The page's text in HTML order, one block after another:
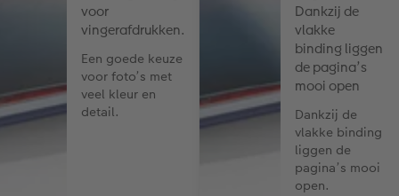
voor
vingerafdrukken.
Een goede keuze
voor foto’s met
veel kleur en
detail.
Dankzij de
vlakke
binding liggen
de pagina’s
mooi open
Dankzij de
vlakke binding
liggen de
pagina’s mooi
open.